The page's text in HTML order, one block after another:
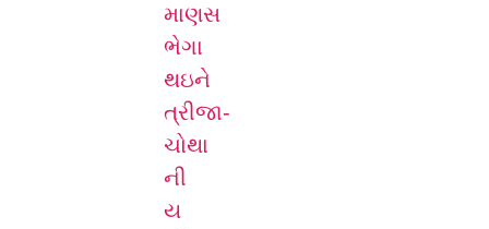
માણસ
ભેગા
થઇને
ત્રીજા-
ચોથા
ની
ય